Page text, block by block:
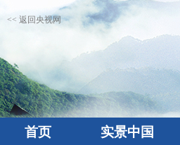
<< 返回央视网
首页 实景中国